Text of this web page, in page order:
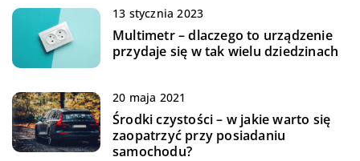
13 stycznia 2023
Multimetr – dlaczego to urządzenie
przydaje się w tak wielu dziedzinach
20 maja 2021
Środki czystości – w jakie warto się
zaopatrzyć przy posiadaniu
samochodu?